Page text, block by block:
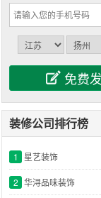
装修公司排行榜
1 星艺装饰
2 华浔品味装饰